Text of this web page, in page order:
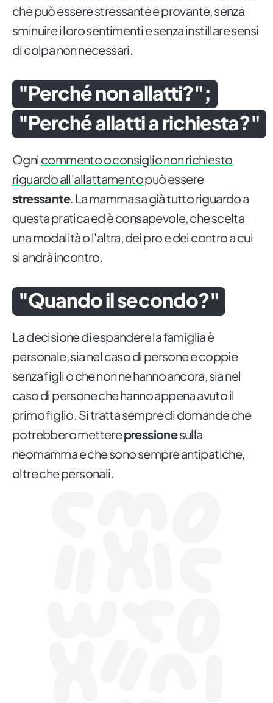
che può essere stressante e provante, senza
sminuire i loro sentimenti e senza instillare sensi
di colpa non necessari.
"Perché non allatti?";
"Perché allatti a richiesta?"
Ogni commento o consiglio non richiesto
riguardo all'allattamentopuò essere
stressante. La mamma sa già tutto riguardo a
questa pratica ed è consapevole, che scelta
una modalità o l'altra, dei pro e dei contro a cui
si andrà incontro.
"Quando il secondo?"
La decisione di espandere la famiglia è
personale, sia nel caso di persone e coppie
senza figli o che non ne hanno ancora, sia nel
caso di persone che hanno appena avuto il
primo figlio. Si tratta sempre di domande che
potrebbero metterepressionesulla
neomamma e che sono sempre antipatiche,
oltre che personali.